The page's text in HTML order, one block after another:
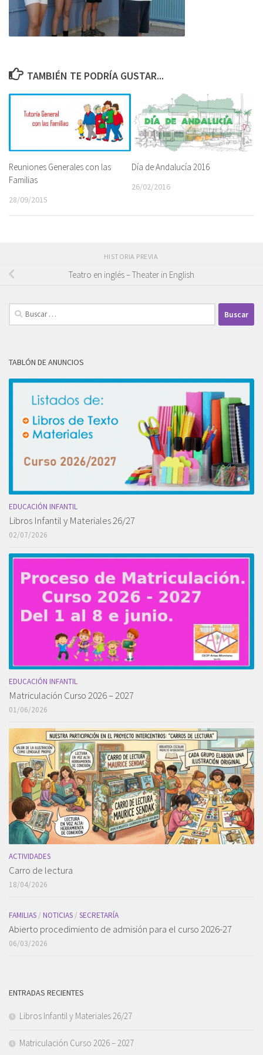
TAMBIÉN TE PODRÍA GUSTAR...
Reuniones Generales con las
Familias
28/09/2015
Día de Andalucía 2016
26/02/2016
HISTORIA PREVIA
Teatro en inglés – Theater in English
Buscar:
TABLÓN DE ANUNCIOS
EDUCACIÓN INFANTIL
Libros Infantil y Materiales 26/27
02/07/2026
EDUCACIÓN INFANTIL
Matriculación Curso 2026 – 2027
01/06/2026
ACTIVIDADES
Carro de lectura
18/04/2026
FAMILIAS / NOTICIAS / SECRETARÍA
Abierto procedimiento de admisión para el curso 2026-27
06/03/2026
ENTRADAS RECIENTES
Libros Infantil y Materiales 26/27
Matriculación Curso 2026 – 2027